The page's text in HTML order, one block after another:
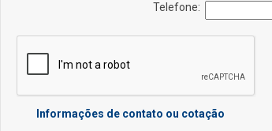
Telefone:
Informações de contato ou cotação